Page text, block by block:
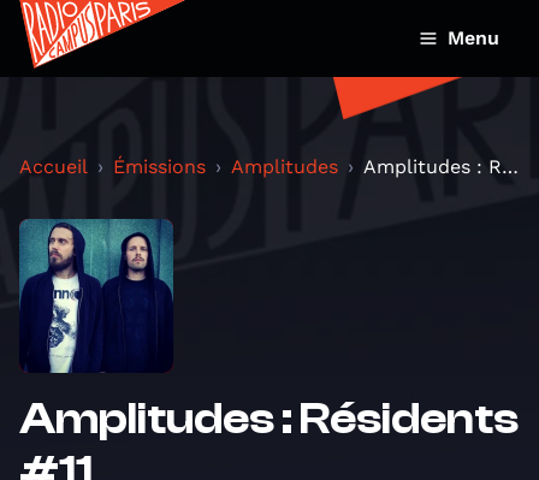
Menu
Accueil Émissions Amplitudes Amplitudes : Résidents #11
Amplitudes : Résidents